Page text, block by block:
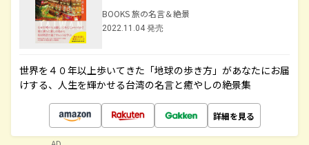
BOOKS 旅の名言＆絶景
2022.11.04 発売
世界を４０年以上歩いてきた「地球の歩き方」があなたにお届
けする、人生を輝かせる台湾の名言と癒やしの絶景集
詳細を見る